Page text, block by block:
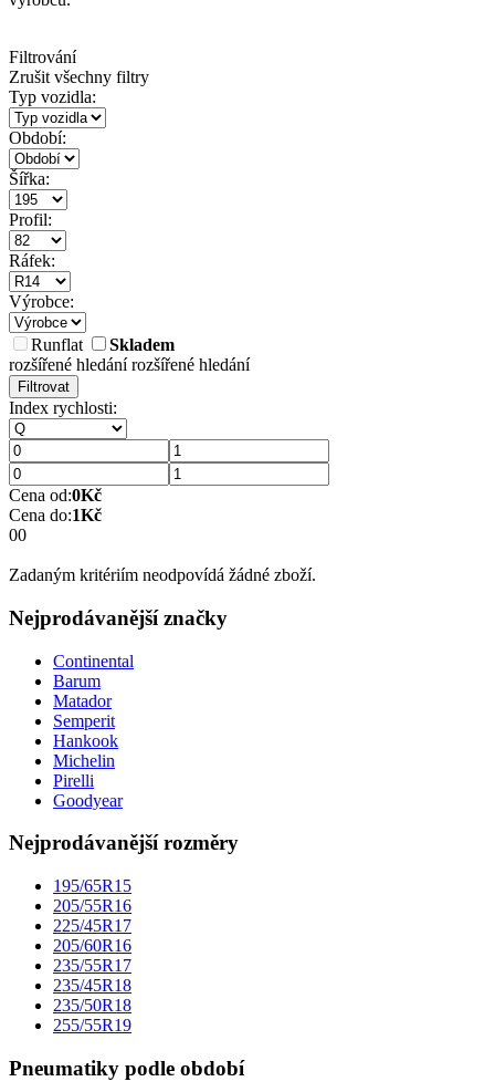
Filtrování
Zrušit všechny filtry
Typ vozidla:
Období:
Šířka:
Profil:
Ráfek:
Výrobce:
Runflat
Skladem
rozšířené hledánírozšířené hledání
Filtrovat
Index rychlosti:
Cena od:0Kč
Cena do:1Kč
00
Zadaným kritériím neodpovídá žádné zboží.
Nejprodávanější značky
Continental
Barum
Matador
Semperit
Hankook
Michelin
Pirelli
Goodyear
Nejprodávanější rozměry
195/65R15
205/55R16
225/45R17
205/60R16
235/55R17
235/45R18
235/50R18
255/55R19
Pneumatiky podle období